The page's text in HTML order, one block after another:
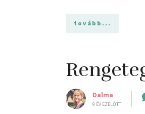
tovább...
Dalma
9 ÉV EZELŐTT